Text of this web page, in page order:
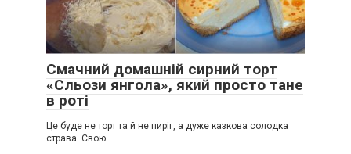
Смачний домашній сирний торт
«Сльози янгола», який просто тане
в роті
Це буде не торт та й не пиріг, а дуже казкова солодка
страва. Свою